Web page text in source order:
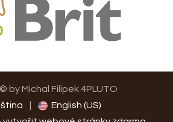
by Michal Filipek 4PLUTO
English (US)